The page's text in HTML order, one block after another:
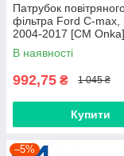
Патрубок
фільтра Ford C-max,
2004-2017 [СМ Onka]
AV619C623CB
В наявності
992,75 ₴ 1 045 ₴
Купити
–5%